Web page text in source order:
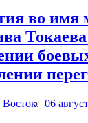
во имя
06